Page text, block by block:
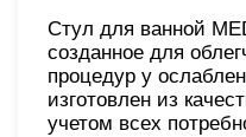
Стул для ванной
созданное для
процедур у
изготовлен из
учетом всех